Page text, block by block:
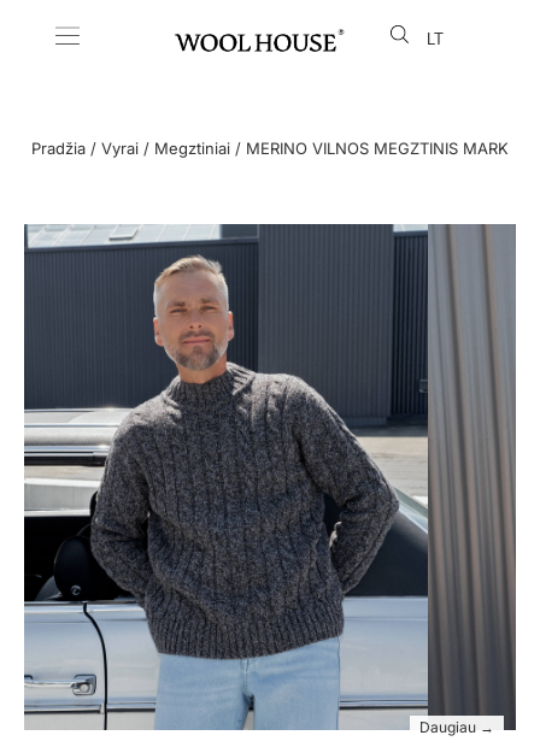
LT
EN
Pradžia / Vyrai / Megztiniai / MERINO VILNOS MEGZTINIS MARK